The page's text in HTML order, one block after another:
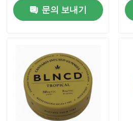
인용 을 요청 하십시오
캔디 주석이 할 수 있습니다
칸델라 주석이 할 수 있습니다
문의 보내기